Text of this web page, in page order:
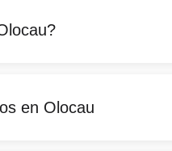
en Olocau